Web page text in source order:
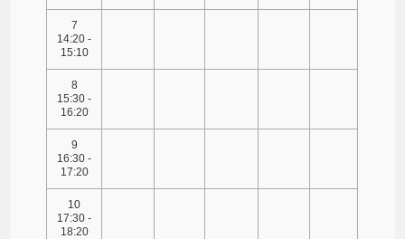
7
14:20 -
15:10
8
15:30 -
16:20
9
16:30 -
17:20
10
17:30 -
18:20